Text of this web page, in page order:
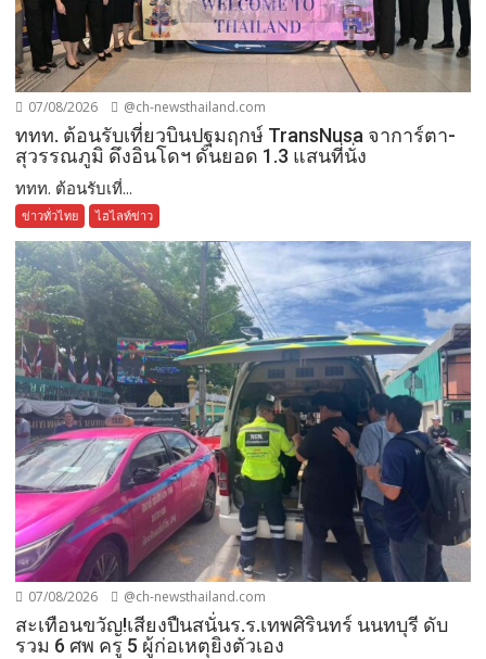
07/08/2026 @ch-newsthailand.com
ททท. ต้อนรับเที่ยวบินปฐมฤกษ์ TransNusa จาการ์ตา-
สุวรรณภูมิ ดึงอินโดฯ ดันยอด 1.3 แสนที่นั่ง
ททท. ต้อนรับเที่...
ข่าวทั่วไทย ไฮไลท์ข่าว
07/08/2026 @ch-newsthailand.com
สะเทือนขวัญ!เสียงปืนสนั่นร.ร.เทพศิรินทร์ นนทบุรี ดับ
รวม 6 ศพ ครู 5 ผู้ก่อเหตุยิงตัวเอง